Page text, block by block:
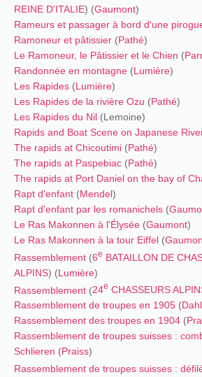
REINE D'ITALIE) (Gaumont)
Rameurs et passager à bord d'une
Ramoneur et pâtissier (Pathé)
Le Ramoneur, le Pâtissier et le Chien (
Randonnée en montagne (Lumière)
Les Rapides (Lumière)
Les Rapides de la rivière Ozu (Pathé)
Les Rapides du Nil (Lemoine)
Rapids and Boat Scene on Japanese
The rapids at Chicoutimi (Pathé)
The rapids at Paspebiac (Pathé)
The rapids at Port Daniel on the bay of
Rapt d'enfant (Mendel)
Rapt d'enfant par les romanichels (
Le Ras Makonnen à l'Élysée (Gaumont)
Le Ras Makonnen à la tour Eiffel (
Rassemblement (6e BATAILLON DE
ALPINS) (Lumière)
Rassemblement (24e CHASSEURS
Rassemblement de troupes en 1905 (
Rassemblement des troupes en 1904 (
Rassemblement de troupes suisses :
Schlieren (Praiss)
Rassemblement de troupes suisses :